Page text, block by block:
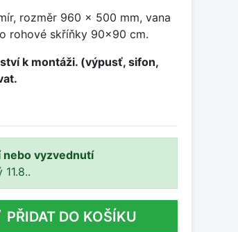
rozměr 960 x 500 mm, vana
rohové skříňky 90x90 cm.
k montáži. (výpusť, sifon,
nebo vyzvednutí
PŘIDAT DO KOŠÍKU